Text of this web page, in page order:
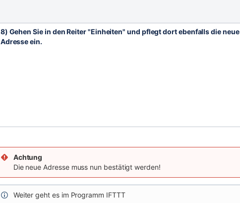
8) Gehen Sie in den Reiter "Einheiten" und pflegt dort ebenfalls die neue
Adresse ein.
Achtung
Die neue Adresse muss nun bestätigt werden!
Weiter geht es im Programm IFTTT